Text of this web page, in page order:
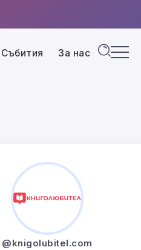
Събития За нас
@knigolubitel.com